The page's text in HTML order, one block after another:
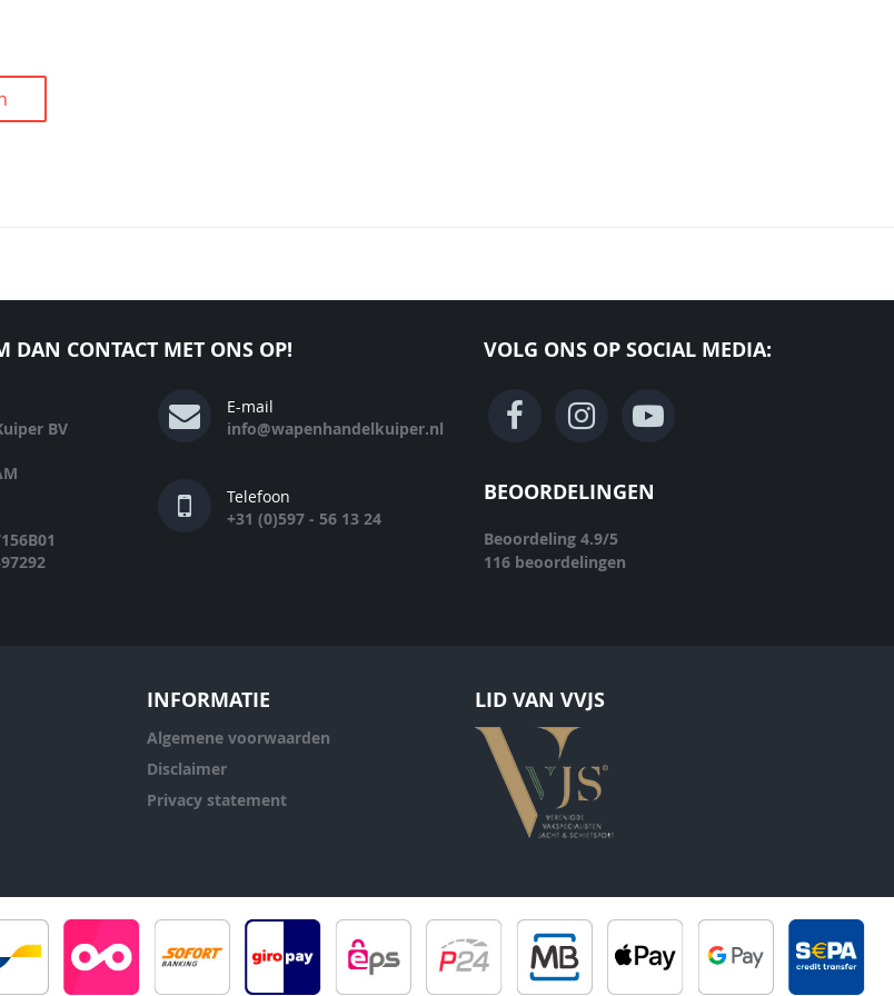
DAN CONTACT MET ONS OP!
BV
E-mail
info@wapenhandelkuiper.nl
Telefoon
+31 (0)597 - 56 13 24
VOLG ONS OP SOCIAL MEDIA:
BEOORDELINGEN
Beoordeling 4.9/5
116 beoordelingen
INFORMATIE
Algemene voorwaarden
Disclaimer
Privacy statement
LID VAN VVJS